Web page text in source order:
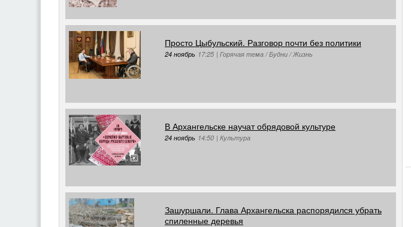
Просто Цыбульский. Разговор почти без политики
24 ноябрь 17:25 | Горячая тема / Будни / Жизнь
В Архангельске научат обрядовой культуре
24 ноябрь 14:50 | Культура
Зашуршали. Глава Архангельска распорядился убрать
спиленные деревья